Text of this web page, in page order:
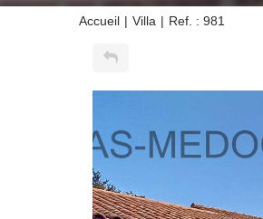
Accueil Villa Ref. : 981